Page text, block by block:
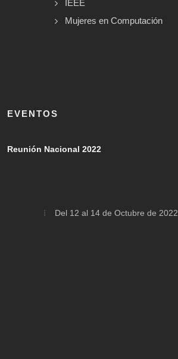
IEEE
Mujeres en Computación
EVENTOS
Reunión Nacional 2022
Del 12 al 14 de Octubre de 2022